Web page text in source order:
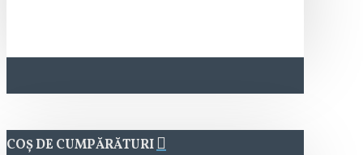
COȘ DE CUMPĂRĂTURI